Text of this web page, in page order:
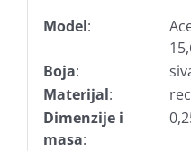
Model:
Boja:
Materijal:
Dimenzije i
masa: